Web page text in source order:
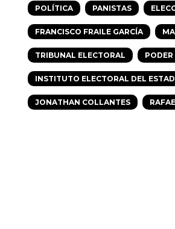
POLÍTICA PANISTAS
FRANCISCO FRAILE GARCÍA
TRIBUNAL ELECTORAL
INSTITUTO ELECTORAL DEL
JONATHAN COLLANTES